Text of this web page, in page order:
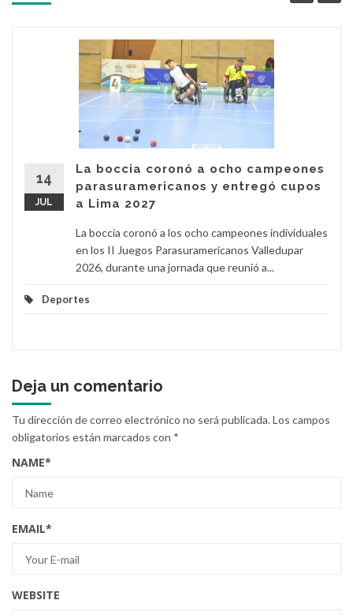
14
JUL
La boccia coronó a ocho campeones
parasuramericanos y entregó cupos
a Lima 2027
La boccia coronó a los ocho campeones individuales
en los II Juegos Parasuramericanos Valledupar
2026, durante una jornada que reunió a...
Deportes
Deja un comentario
Tu dirección de correo electrónico no será publicada.Los campos
obligatorios están marcados con *
NAME*
EMAIL*
WEBSITE